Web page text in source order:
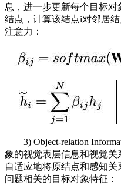
息，进一步更新每个目标
结点，计算该结点i对邻居
注意力：
3) Object-relation
象的视觉表层信息和视觉
自适应地将原结点和感知
问题相关的目标对象特征：